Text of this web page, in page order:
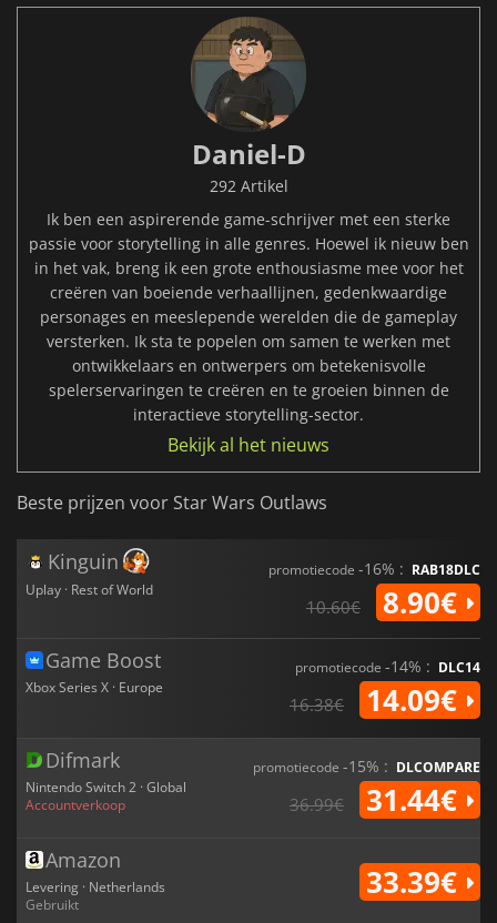
Daniel-D
292 Artikel
Ik ben een aspirerende game-schrijver met een sterke
passie voor storytelling in alle genres. Hoewel ik nieuw ben
in het vak, breng ik een grote enthousiasme mee voor het
creëren van boeiende verhaallijnen, gedenkwaardige
personages en meeslepende werelden die de gameplay
versterken. Ik sta te popelen om samen te werken met
ontwikkelaars en ontwerpers om betekenisvolle
spelerservaringen te creëren en te groeien binnen de
interactieve storytelling-sector.
Bekijk al het nieuws
Beste prijzen voor Star Wars Outlaws
Kinguin
Uplay · Rest of World
promotiecode -16% : RAB18DLC
10.60€ 8.90€
Game Boost
Xbox Series X · Europe
promotiecode -14% : DLC14
16.38€ 14.09€
Difmark
Nintendo Switch 2 · Global
Accountverkoop
promotiecode -15% : DLCOMPARE
36.99€ 31.44€
Amazon
Levering · Netherlands
Gebruikt
33.39€